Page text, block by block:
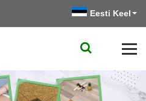
Eesti Keel